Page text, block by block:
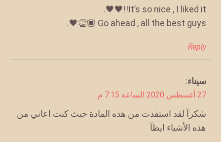
It’s so nice , I liked it!!🖤🖤.
Go ahead , all the best guys 👏🏿🖤.
Reply
يقول
سيناء:
27 أغسطس 2020 الساعة 7:15 م
شكرآ لقد استفدت من هذه المادة حيث كنت اعاني من
هذه الأشياء ايظآ